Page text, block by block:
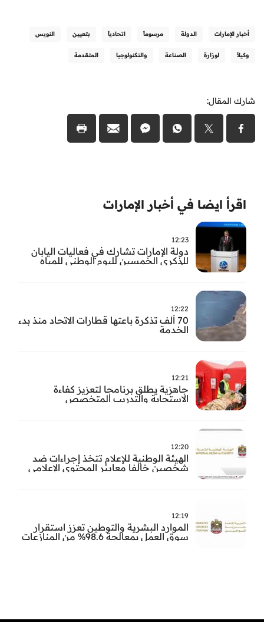
أخبار الإمارات الدولة مرسوماً اتحادياً بتعيين النويس
وكيلاً لوزارة الصناعة والتكنولوجيا المتقدمة
شارك المقال:
اقرأ ايضا في أخبار الإمارات
12:23
دولة الإمارات تشارك في فعاليات اليابان
للذكرى الخمسين لليوم الوطني للمياه
12:22
70 ألف تذكرة باعتها قطارات الاتحاد منذ بدء
الخدمة
12:21
جاهزية يطلق برنامجا لتعزيز كفاءة
الاستجابة والتدريب المتخصص
12:20
الهيئة الوطنية للإعلام تتخذ إجراءات ضد
شخصين خالفا معايير المحتوى الإعلامي
12:19
الموارد البشرية والتوطين تعزز استقرار
سوق العمل بمعالجة 98.6% من المنازعات